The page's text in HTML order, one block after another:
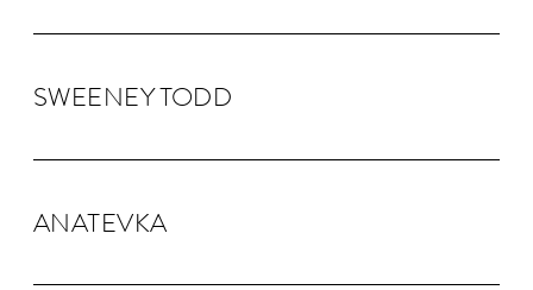
SWEENEY TODD
ANA­TEVKA